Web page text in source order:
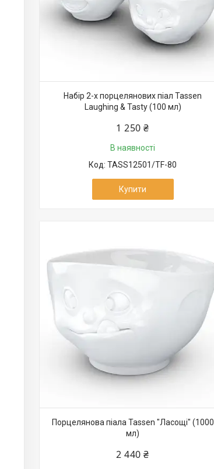
Набір 2-х порцелянових піал Tassen
Laughing & Tasty (100 мл)
1 250 ₴
В наявності
TASS12501/TF-80
Купити
Порцелянова піала Tassen "Ласощі" (1000
мл)
2 440 ₴